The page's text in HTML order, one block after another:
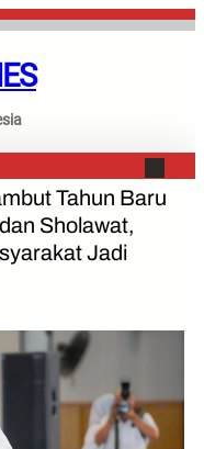
Tahun Baru
Sholawat,
Jadi